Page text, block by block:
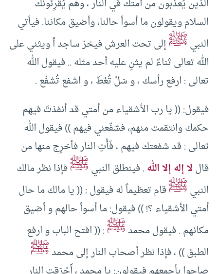
الذين يُعذّبون من أمتك في النار ، وهم يُقرِئُونك
السلام ويقولون ما أسوأ حالنا، وأضيق مكاننا. فيأتي
النبيﷺإلى تحت العرش فيخرّ ساجد اً ويثني على
الله تعالى ثناءً لم يثنِ عليه أحد مثله .. فيقول الله
تعالى : ارفع رأسك ، و سَلْ تُعْطَ ، و اشفع تُشفّع .
فيقول: (( يا رب الأشقياء من أمتي قد أنفذتَ فيهم
حكمك وانتقمت منهم، فشفّعني فيهم )) فيقول الله
تعالى : قد شفعتك فيهم ، فَأْتِ النار فأخرِج منها من
قاللا إله إلا الله. فينطلق النبيﷺفإذا نظر مالك
النبيﷺقام تعظيماً له فيقول : (( يا مالك ما حال
أمتي الأشقياء ؟! )) فيقول: ما أسوأ حالهم و أضيق
مكانهم . فيقول محمدﷺ: (( افتح الباب و ارفع
الطبق )) ، فإذا نظر أصحاب النار إلى محمدﷺ